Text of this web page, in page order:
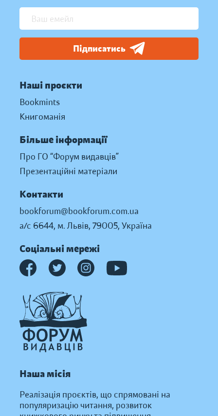
Підписатись
Наші проєкти
Bookmints
Книгоманія
Більше інформації
Про ГО “Форум видавців”
Презентаційні матеріали
Контакти
bookforum@bookforum.com.ua
а/с 6644, м. Львів, 79005, Україна
Соціальні мережі
Наша місія
Реалізація проєктів, що спрямовані на
популяризацію читання, розвиток